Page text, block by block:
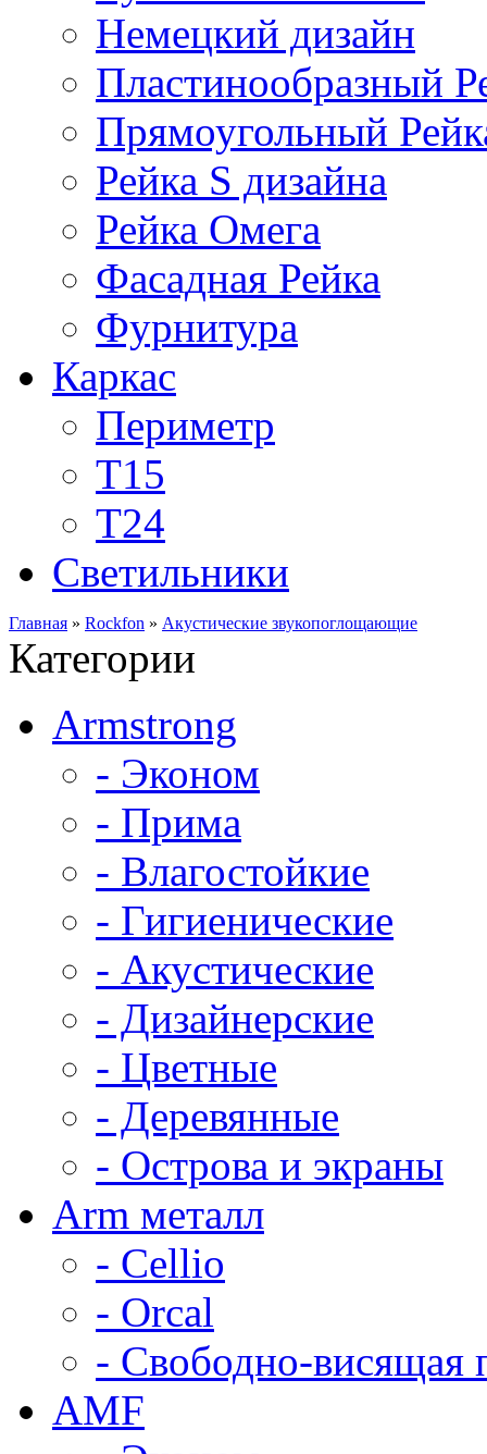
Немецкий дизайн
Пластинообразный
Прямоугольный
Рейка S дизайна
Рейка Омега
Фасадная Рейка
Фурнитура
Каркас
Периметр
Т15
Т24
Светильники
Главная » Rockfon » Акустические звукопоглощающие
Категории
Armstrong
- Эконом
- Прима
- Влагостойкие
- Гигиенические
- Акустические
- Дизайнерские
- Цветные
- Деревянные
- Острова и экраны
Arm металл
- Cellio
- Orcal
- Свободно-висящая
AMF